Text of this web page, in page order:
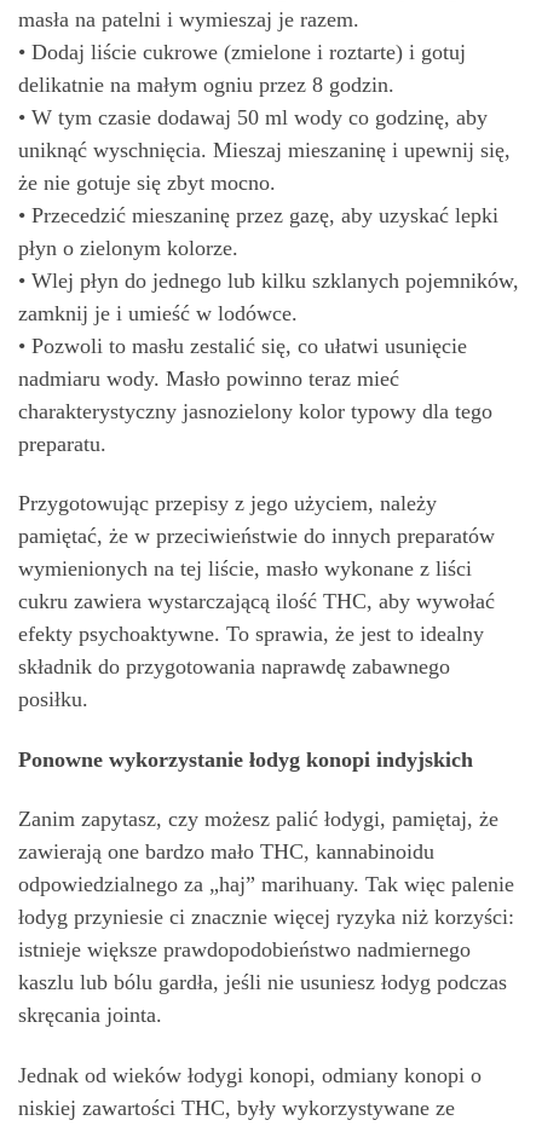
masła na patelni i wymieszaj je razem.
• Dodaj liście cukrowe (zmielone i roztarte) i gotuj
delikatnie na małym ogniu przez 8 godzin.
• W tym czasie dodawaj 50 ml wody co godzinę, aby
uniknąć wyschnięcia. Mieszaj mieszaninę i upewnij się,
że nie gotuje się zbyt mocno.
• Przecedzić mieszaninę przez gazę, aby uzyskać lepki
płyn o zielonym kolorze.
• Wlej płyn do jednego lub kilku szklanych pojemników,
zamknij je i umieść w lodówce.
• Pozwoli to masłu zestalić się, co ułatwi usunięcie
nadmiaru wody. Masło powinno teraz mieć
charakterystyczny jasnozielony kolor typowy dla tego
preparatu.
Przygotowując przepisy z jego użyciem, należy
pamiętać, że w przeciwieństwie do innych preparatów
wymienionych na tej liście, masło wykonane z liści
cukru zawiera wystarczającą ilość THC, aby wywołać
efekty psychoaktywne. To sprawia, że jest to idealny
składnik do przygotowania naprawdę zabawnego
posiłku.
Ponowne wykorzystanie łodyg konopi indyjskich
Zanim zapytasz, czy możesz palić łodygi, pamiętaj, że
zawierają one bardzo mało THC, kannabinoidu
odpowiedzialnego za „haj” marihuany. Tak więc palenie
łodyg przyniesie ci znacznie więcej ryzyka niż korzyści:
istnieje większe prawdopodobieństwo nadmiernego
kaszlu lub bólu gardła, jeśli nie usuniesz łodyg podczas
skręcania jointa.
Jednak od wieków łodygi konopi, odmiany konopi o
niskiej zawartości THC, były wykorzystywane ze